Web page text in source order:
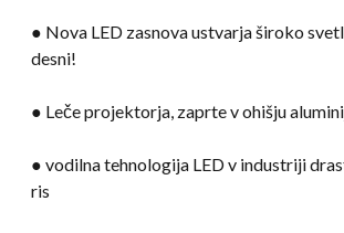
● Nova LED zasnova ustvarja široko
desni!
● Leče projektorja, zaprte v ohišju
● vodilna tehnologija LED v industriji
ris